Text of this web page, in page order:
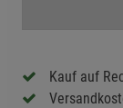
Kauf auf